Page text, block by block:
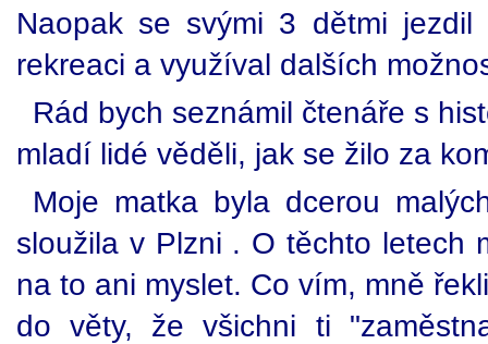
Naopak se svými 3 dětmi jezdil
rekreaci a využíval dalších
Rád bych seznámil čtenáře s
mladí lidé věděli, jak se žilo za
Moje matka byla dcerou
sloužila v Plzni . O těchto letech
na to ani myslet. Co vím, mně
do věty, že všichni ti